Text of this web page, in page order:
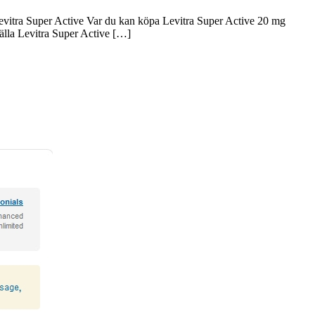
Super Active Var du kan köpa Levitra Super Active 20 mg
Levitra Super Active […]